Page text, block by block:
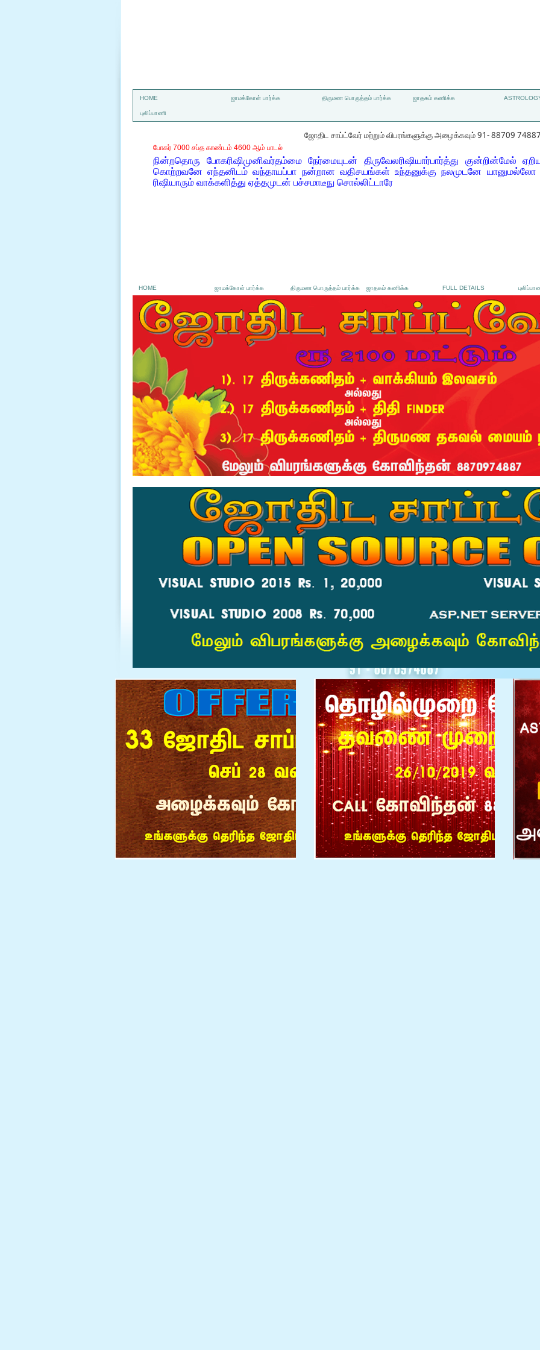
HOME ஜாமக்கோள் பார்க்க திருமண பொருத்தம் பார்க்க ஜாதகம் கணிக்க
புலிப்பாணி
ஜோதிட சாப்ட்வேர் மற்றும் விபரங்களுக்கு அழைக்கவும் 91- 88709
போகர் 7000 சப்த காண்டம் 4600 ஆம் பாடல்
நின்றதொரு போகரிஷிமுனிவர்தம்மை நேர்மையுடன் திருவேலரிஷியார்பார்த்து குன்றின்மேல்
கொற்றவனே எந்தனிடம் வந்தாயப்பா நன்றான வதிசயங்கள் உந்தனுக்கு நலமுடனே யானுமல்லோ
ரிஷியாரும் வாக்களித்து ஏத்தமுடன் பச்சமாடீநு சொல்லிட்டாரே
HOME ஜாமக்கோள் பார்க்க திருமண பொருத்தம் பார்க்க ஜாதகம் கணிக்க FULL DETAILS